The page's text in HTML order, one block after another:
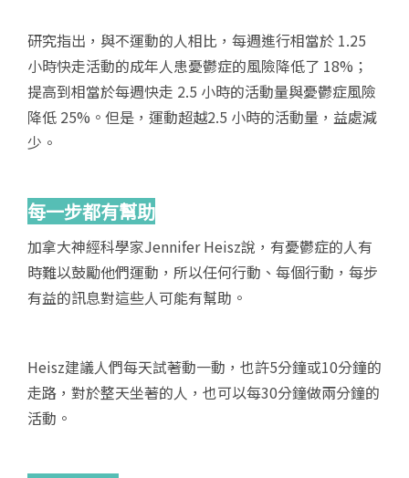
研究指出，與不運動的人相比，每週進行相當於 1.25
小時快走活動的成年人患憂鬱症的風險降低了 18%；
提高到相當於每週快走 2.5 小時的活動量與憂鬱症風險
降低 25%。但是，運動超越2.5 小時的活動量，益處減
少。
每一步都有幫助
加拿大神經科學家Jennifer Heisz說，有憂鬱症的人有
時難以鼓勵他們運動，所以任何行動、每個行動，每步
有益的訊息對這些人可能有幫助。
Heisz建議人們每天試著動一動，也許5分鐘或10分鐘的
走路，對於整天坐著的人，也可以每30分鐘做兩分鐘的
活動。